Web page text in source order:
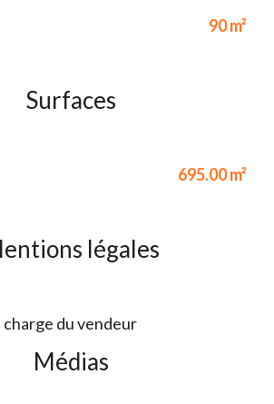
90 m²
Surfaces
695.00 m²
légales
charge du vendeur
Médias